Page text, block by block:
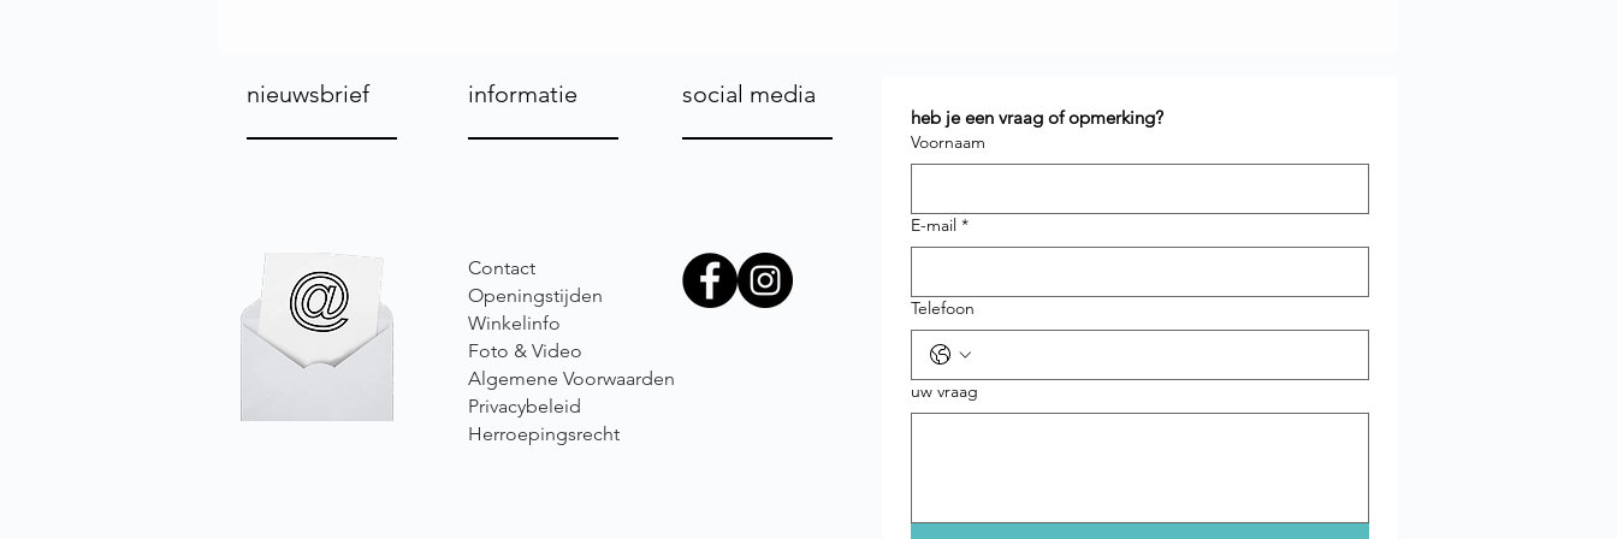
nieuwsbrief informatie social media
Contact
Openingstijden
Winkelinfo
Foto & Video
Algemene Voorwaarden
Privacybeleid
Herroepingsrecht
heb je een vraag of opmerking?
Voornaam
E-mail *
Telefoon
uw vraag